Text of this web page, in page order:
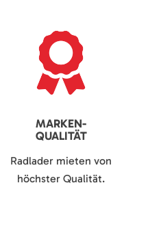
MARKEN-
QUALITÄT
Radlader mieten von
höchster Qualität.